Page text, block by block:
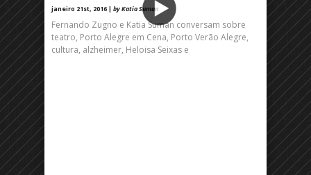
janeiro 21st, 2016 | by Katia Suman
Fernando Zugno e Katia Suman conversam sobre
teatro, Porto Alegre em Cena, Porto Verão Alegre,
cultura, alzheimer, Heloisa Seixas e